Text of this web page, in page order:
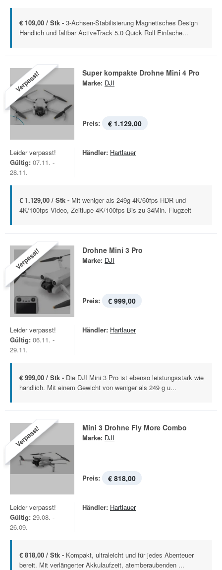
€ 109,00 / Stk - 3-Achsen-Stabilisierung Magnetisches Design
Handlich und faltbar ActiveTrack 5.0 Quick Roll Einfache...
Verpasst! Super kompakte Drohne Mini 4 Pro
Marke: DJI
Preis: € 1.129,00
Leider verpasst!
Gültig: 07.11. -
28.11.
Händler: Hartlauer
€ 1.129,00 / Stk - Mit weniger als 249g 4K/60fps HDR und
4K/100fps Video, Zeitlupe 4K/100fps Bis zu 34Min. Flugzeit
Verpasst! Drohne Mini 3 Pro
Marke: DJI
Preis: € 999,00
Leider verpasst!
Gültig: 06.11. -
29.11.
Händler: Hartlauer
€ 999,00 / Stk - Die DJI Mini 3 Pro ist ebenso leistungsstark wie
handlich. Mit einem Gewicht von weniger als 249 g u...
Verpasst! Mini 3 Drohne Fly More Combo
Marke: DJI
Preis: € 818,00
Leider verpasst!
Gültig: 29.08. -
26.09.
Händler: Hartlauer
€ 818,00 / Stk - Kompakt, ultraleicht und für jedes Abenteuer
bereit. Mit verlängerter Akkulaufzeit, atemberaubenden ...